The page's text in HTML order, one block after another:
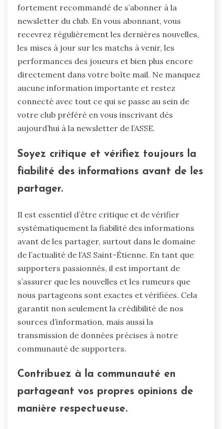
fortement recommandé de s’abonner à la
newsletter du club. En vous abonnant, vous
recevrez régulièrement les dernières nouvelles,
les mises à jour sur les matchs à venir, les
performances des joueurs et bien plus encore
directement dans votre boîte mail. Ne manquez
aucune information importante et restez
connecté avec tout ce qui se passe au sein de
votre club préféré en vous inscrivant dès
aujourd’hui à la newsletter de l’ASSE.
Soyez critique et vérifiez toujours la
fiabilité des informations avant de les
partager.
Il est essentiel d’être critique et de vérifier
systématiquement la fiabilité des informations
avant de les partager, surtout dans le domaine
de l’actualité de l’AS Saint-Étienne. En tant que
supporters passionnés, il est important de
s’assurer que les nouvelles et les rumeurs que
nous partageons sont exactes et vérifiées. Cela
garantit non seulement la crédibilité de nos
sources d’information, mais aussi la
transmission de données précises à notre
communauté de supporters.
Contribuez à la communauté en
partageant vos propres opinions de
manière respectueuse.